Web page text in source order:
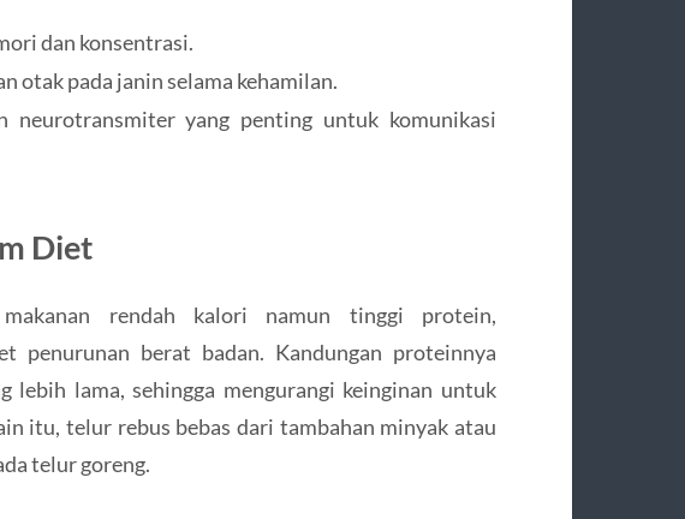
dan konsentrasi.
otak pada janin selama kehamilan.
neurotransmiter yang penting untuk komunikasi
Diet
rendah kalori namun tinggi protein,
penurunan berat badan. Kandungan proteinnya
lebih lama, sehingga mengurangi keinginan untuk
itu, telur rebus bebas dari tambahan minyak atau
telur goreng.